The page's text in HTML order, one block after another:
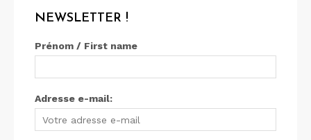
NEWSLETTER !
Prénom / First name
Adresse e-mail: